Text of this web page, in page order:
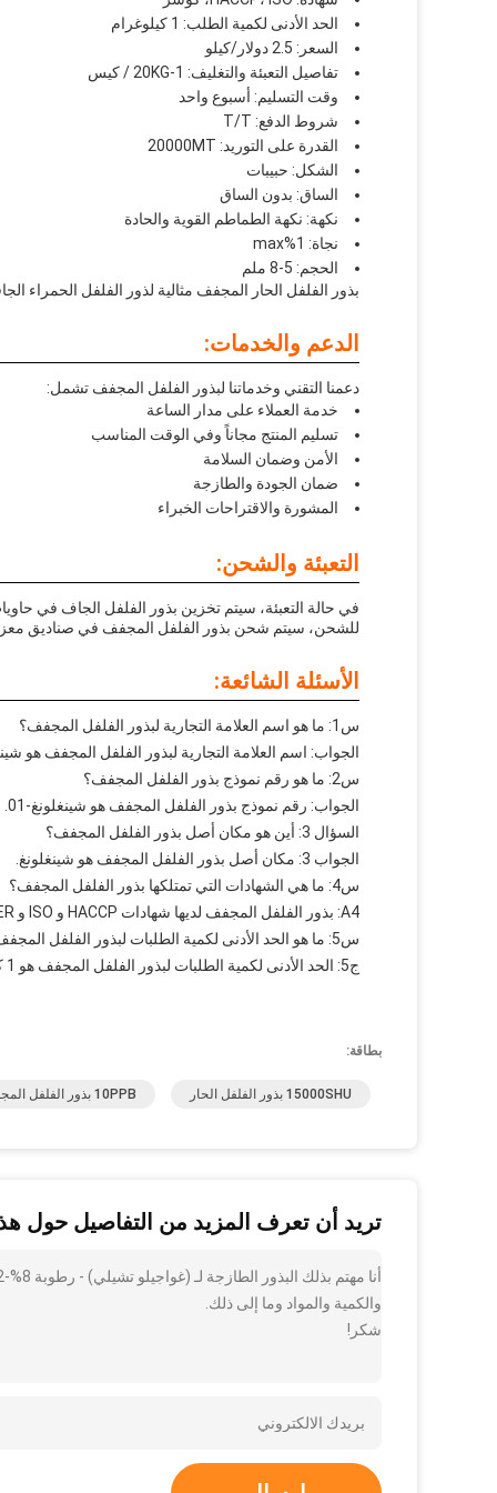
الحد الأدنى لكمية الطلب: 1 كيلوغرام
السعر: 2.5 دولار/كيلو
تفاصيل التعبئة والتغليف: 1-20KG / كيس
وقت التسليم: أسبوع واحد
شروط الدفع: T/T
القدرة على التوريد: 20000MT
الشكل: حبيبات
الساق: بدون الساق
نكهة: نكهة الطماطم القوية والحادة
نجاة: 1%max
الحجم: 5-8 ملم
بذور الفلفل الحار المجفف مثالية لذور الفلفل الحمراء
الدعم والخدمات:
دعمنا التقني وخدماتنا لبذور الفلفل المجفف تشمل:
خدمة العملاء على مدار الساعة
تسليم المنتج مجاناً وفي الوقت المناسب
الأمن وضمان السلامة
ضمان الجودة والطازجة
المشورة والاقتراحات الخبراء
التعبئة والشحن:
في حالة التعبئة، سيتم تخزين بذور الفلفل الجاف في
للشحن، سيتم شحن بذور الفلفل المجفف في صناديق
الأسئلة الشائعة:
س1: ما هو اسم العلامة التجارية لبذور الفلفل المجفف؟
الجواب: اسم العلامة التجارية لبذور الفلفل المجفف هو
س2: ما هو رقم نموذج بذور الفلفل المجفف؟
الجواب: رقم نموذج بذور الفلفل المجفف هو شينغلونغ-01.
السؤال 3: أين هو مكان أصل بذور الفلفل المجفف؟
الجواب 3: مكان أصل بذور الفلفل المجفف هو شينغلونغ.
س4: ما هي الشهادات التي تمتلكها بذور الفلفل المجفف؟
A4: بذور الفلفل المجفف لديها شهادات HACCP و ISO و KOSHER.
س5: ما هو الحد الأدنى لكمية الطلبات لبذور الفلفل المجفف؟
ج5: الحد الأدنى لكمية الطلبات لبذور الفلفل المجفف هو 1 كيلوغرام.
بطاقة:
15000SHU بذور الفلفل الحار 10PPB بذور الفلفل المجفف
تريد أن تعرف المزيد من التفاصيل حول
والكمية والمواد وما إلى ذلك.
شكر!